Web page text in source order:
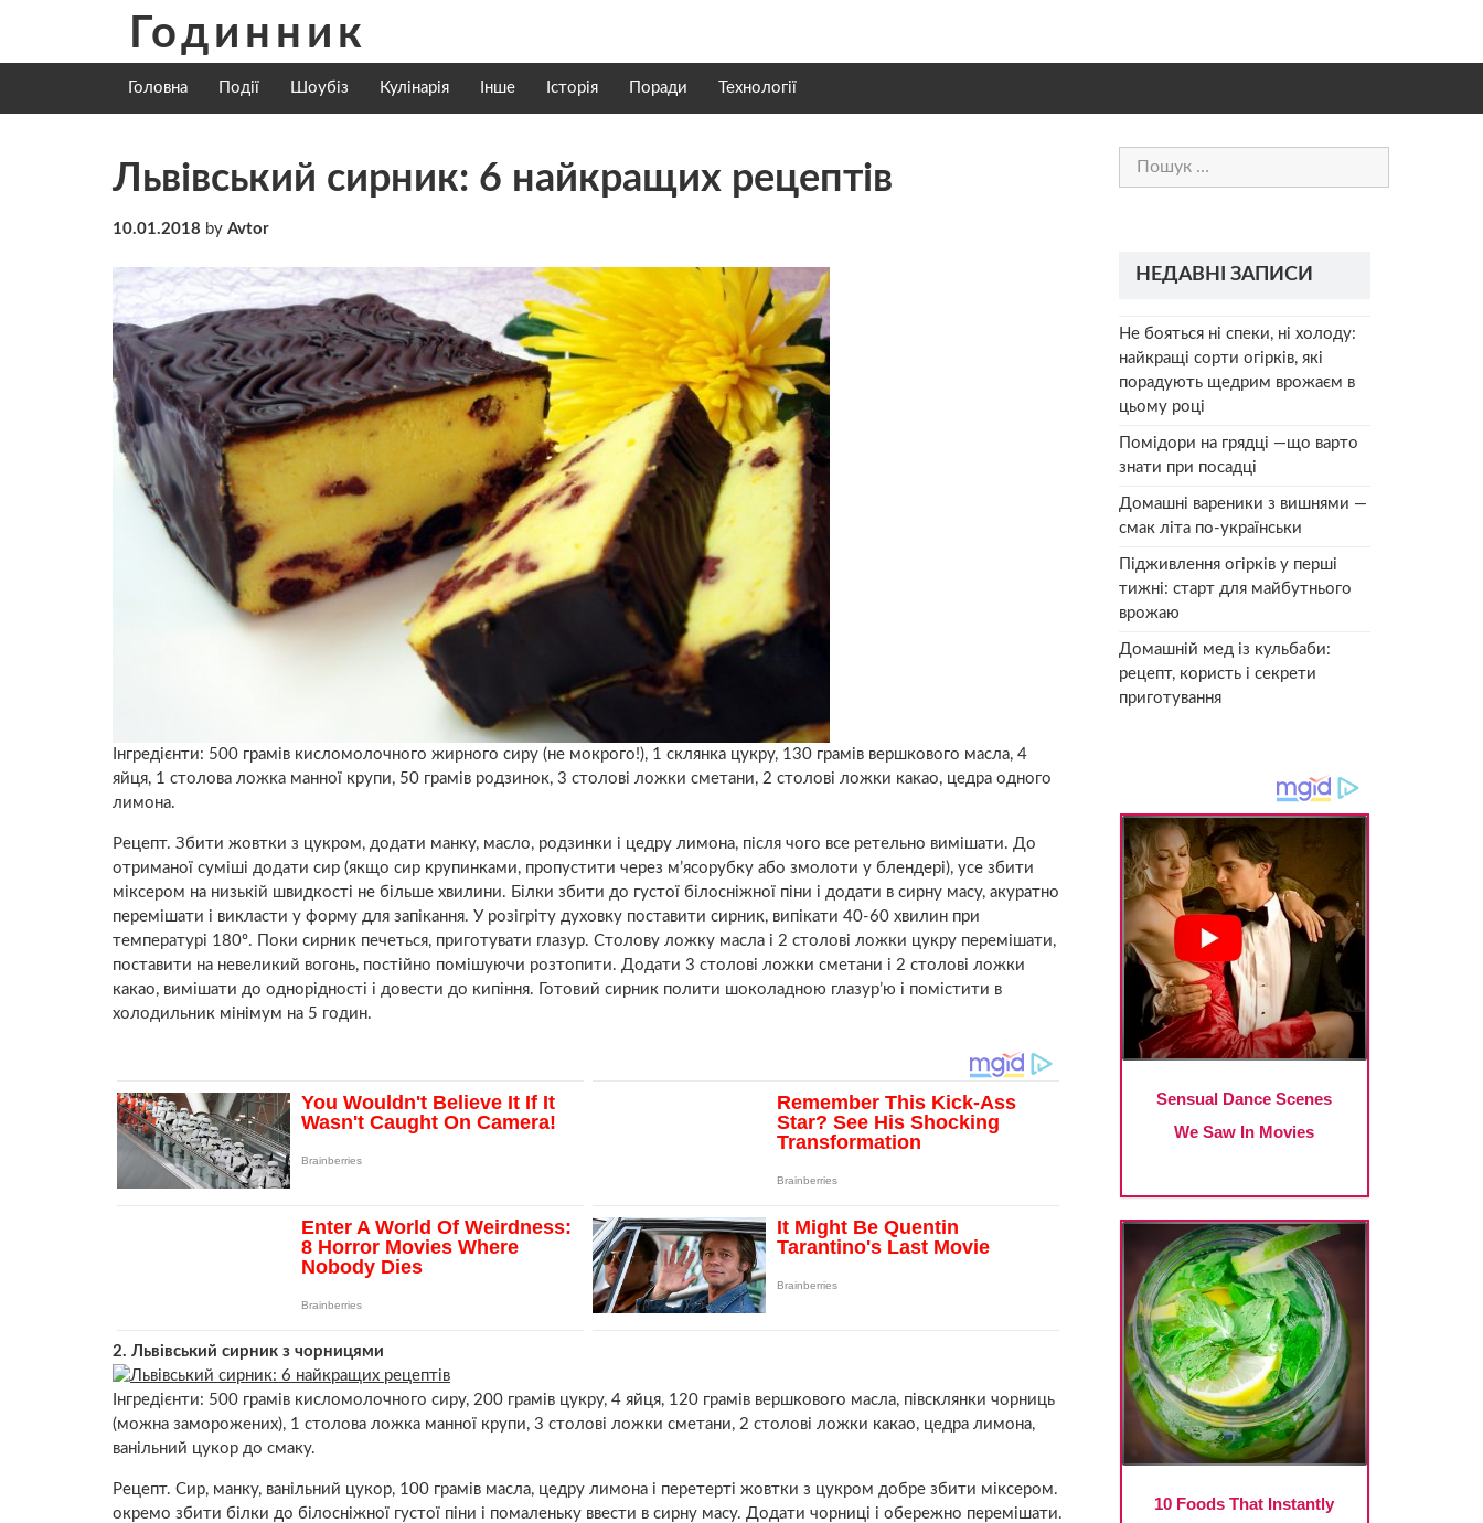
content
Годинник
Головна Події Шоубіз Кулінарія Інше Історія Поради Технології
Львівський сирник: 6 найкращих рецептів
10.01.2018 by Avtor
Інгредієнти: 500 грамів кисломолочного жирного сиру (не мокрого!), 1 склянка цукру, 130 грамів вершкового масла, 4
яйця, 1 столова ложка манної крупи, 50 грамів родзинок, 3 столові ложки сметани, 2 столові ложки какао, цедра одного
лимона.
Рецепт. Збити жовтки з цукром, додати манку, масло, родзинки і цедру лимона, після чого все ретельно вимішати. До
отриманої суміші додати сир (якщо сир крупинками, пропустити через м’ясорубку або змолоти у блендері), усе збити
міксером на низькій швидкості не більше хвилини. Білки збити до густої білосніжної піни і додати в сирну масу, акуратно
перемішати і викласти у форму для запікання. У розігріту духовку поставити сирник, випікати 40-60 хвилин при
температурі 180º. Поки сирник печеться, приготувати глазур. Столову ложку масла і 2 столові ложки цукру перемішати,
поставити на невеликий вогонь, постійно помішуючи розтопити. Додати 3 столові ложки сметани і 2 столові ложки
какао, вимішати до однорідності і довести до кипіння. Готовий сирник полити шоколадною глазур’ю і помістити в
холодильник мінімум на 5 годин.
2. Львівський сирник з чорницями
Інгредієнти: 500 грамів кисломолочного сиру, 200 грамів цукру, 4 яйця, 120 грамів вершкового масла, півсклянки чорниць
(можна заморожених), 1 столова ложка манної крупи, 3 столові ложки сметани, 2 столові ложки какао, цедра лимона,
ванільний цукор до смаку.
Рецепт. Сир, манку, ванільний цукор, 100 грамів масла, цедру лимона і перетерті жовтки з цукром добре збити міксером.
окремо збити білки до білосніжної густої піни і помаленьку ввести в сирну масу. Додати чорниці і обережно перемішати.
Пошук:
НЕДАВНІ ЗАПИСИ
Не бояться ні спеки, ні холоду:
найкращі сорти огірків, які
порадують щедрим врожаєм в
цьому році
Помідори на грядці —що варто
знати при посадці
Домашні вареники з вишнями —
смак літа по-українськи
Підживлення огірків у перші
тижні: старт для майбутнього
врожаю
Домашній мед із кульбаби:
рецепт, користь і секрети
приготування